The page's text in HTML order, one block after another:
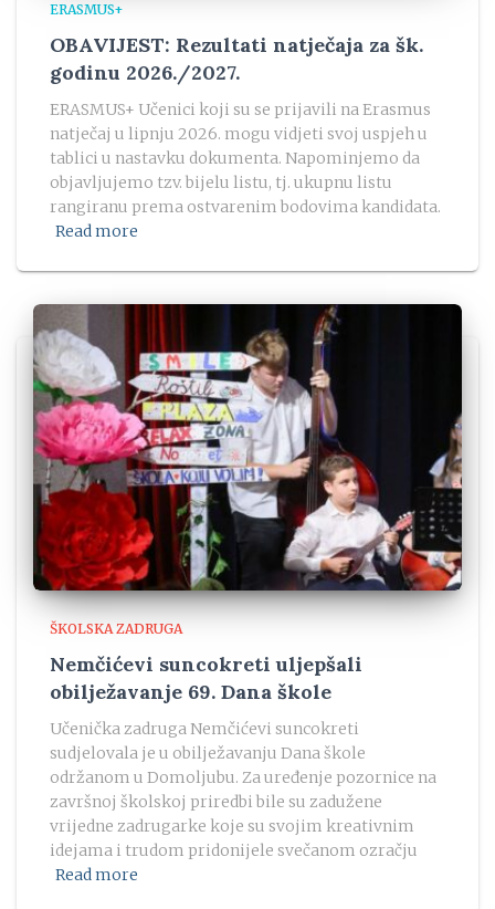
ERASMUS+
OBAVIJEST: Rezultati natječaja za šk.
godinu 2026./2027.
ERASMUS+ Učenici koji su se prijavili na Erasmus
natječaj u lipnju 2026. mogu vidjeti svoj uspjeh u
tablici u nastavku dokumenta. Napominjemo da
objavljujemo tzv. bijelu listu, tj. ukupnu listu
rangiranu prema ostvarenim bodovima kandidata.
Read more
ŠKOLSKA ZADRUGA
Nemčićevi suncokreti uljepšali
obilježavanje 69. Dana škole
Učenička zadruga Nemčićevi suncokreti
sudjelovala je u obilježavanju Dana škole
održanom u Domoljubu. Za uređenje pozornice na
završnoj školskoj priredbi bile su zadužene
vrijedne zadrugarke koje su svojim kreativnim
idejama i trudom pridonijele svečanom ozračju
Read more